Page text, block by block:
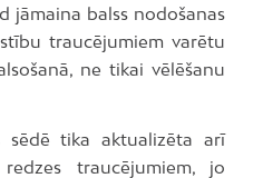
jāmaina balss nodošanas
traucējumiem varētu
ne tikai vēlēšanu
sēdē tika aktualizēta arī
traucējumiem, jo